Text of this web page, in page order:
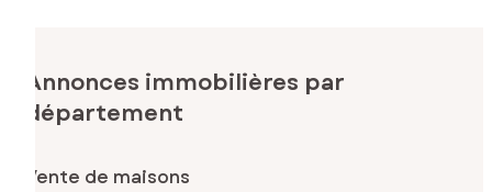
Prix de vente : 1 359 000 €
Honoraires charge vendeur
Contactez votre conseiller SAFTI : Stéphanie MOUGIN, Tél. :
Annonces immobilières par
département
Vente de maisons